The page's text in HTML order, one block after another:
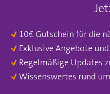
10€ Gutschein für die
Exklusive Angebote
Regelmäßige Updates
Wissenswertes rund